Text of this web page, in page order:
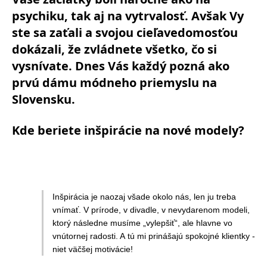
psychiku, tak aj na vytrvalosť. Avšak Vy
ste sa zaťali a svojou cieľavedomosťou
dokázali, že zvládnete všetko, čo si
vysnívate. Dnes Vás každý pozná ako
prvú dámu módneho priemyslu na
Slovensku.
Kde beriete inšpirácie na nové modely?
Inšpirácia je naozaj všade okolo nás, len ju treba
vnímať. V prírode, v divadle, v nevydarenom modeli,
ktorý následne musíme „vylepšiť“, ale hlavne vo
vnútornej radosti. A tú mi prinášajú spokojné klientky -
niet väčšej motivácie!